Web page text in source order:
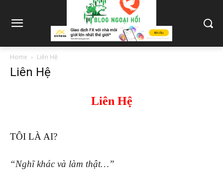
Home Liên Hệ
Liên Hệ
Liên Hệ
TÔI LÀ AI?
“Nghĩ khác và làm thật…”